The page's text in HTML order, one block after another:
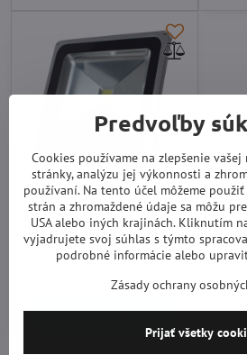
Svetlo LED 50W IP66
Vysoko výkonné 50W svetlo s
čipovou diódou LED na inštaláciu na
stenu s extra širokým rozptýlením
svetla pre osvetlenie veľkej oblasti.
45,44 €
Do košíka
Predvoľby
Cookies používame na zlepšenie
stránky, analýzu jej výkonnosti a
používaní. Na tento účel môžeme
strán a zhromaždené údaje sa môžu
USA alebo iných krajinách. Kliknutím
vyjadrujete svoj súhlas s týmto
podrobné informácie alebo
Zásady ochrany
Prijať všetky